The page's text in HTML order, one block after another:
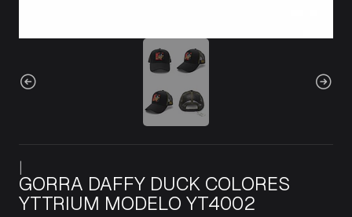
GORRA DAFFY DUCK COLORES
YTTRIUM MODELO YT4002